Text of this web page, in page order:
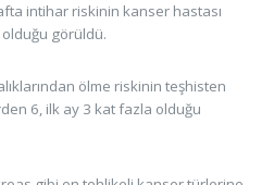
intihar riskinin kanser hastası
görüldü.
ölme riskinin teşhisten
6, ilk ay 3 kat fazla olduğu